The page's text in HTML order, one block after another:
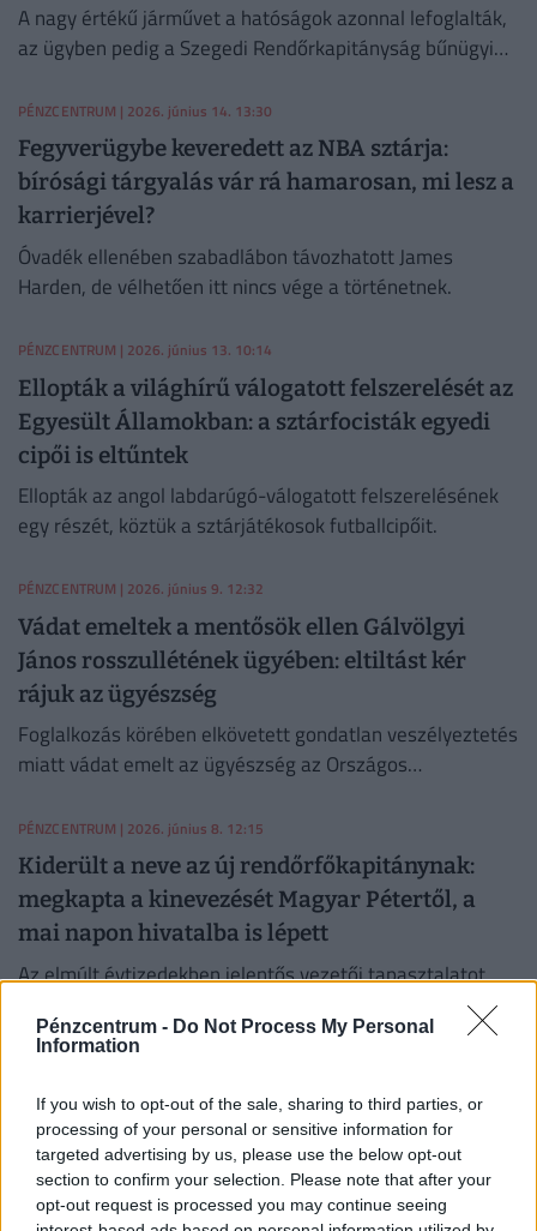
Pénzcentrum - Do Not Process My Personal
Information
If you wish to opt-out of the sale, sharing to third parties, or
processing of your personal or sensitive information for
targeted advertising by us, please use the below opt-out
section to confirm your selection. Please note that after your
opt-out request is processed you may continue seeing
A nagy értékű járművet a hatóságok azonnal lefoglalták,
az ügyben pedig a Szegedi Rendőrkapitányság bűnügyi
PÉNZCENTRUM | 2026. június 14. 13:30
Fegyverügybe keveredett az NBA sztárja:
bírósági tárgyalás vár rá hamarosan, mi lesz a
karrierjével?
Óvadék ellenében szabadlábon távozhatott James
Harden, de vélhetően itt nincs vége a történetnek.
PÉNZCENTRUM | 2026. június 13. 10:14
Ellopták a világhírű válogatott felszerelését az
Egyesült Államokban: a sztárfocisták egyedi
cipői is eltűntek
Ellopták az angol labdarúgó-válogatott felszerelésének
egy részét, köztük a sztárjátékosok futballcipőit.
PÉNZCENTRUM | 2026. június 9. 12:32
Vádat emeltek a mentősök ellen Gálvölgyi
János rosszullétének ügyében: eltiltást kér
rájuk az ügyészség
Foglalkozás körében elkövetett gondatlan veszélyeztetés
miatt vádat emelt az ügyészség az Országos
PÉNZCENTRUM | 2026. június 8. 12:15
Kiderült a neve az új rendőrfőkapitánynak:
megkapta a kinevezését Magyar Pétertől, a
mai napon hivatalba is lépett
Az elmúlt évtizedekben jelentős vezetői tapasztalatot
kazincbarcikai kapitányságot is.
Cigicsempész bandát fogtak a pénzügyőrök:
egymillió dobozt találtak a rajtaütéskor,
kattant is a bilincs
A NAV bevetési egysége is részt vett abban a